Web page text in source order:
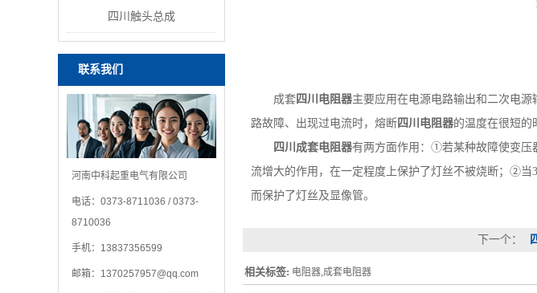
四川触头总成
联系我们
河南中科起重电气有限公司
电话：0373-8711036 / 0373-
8710036
手机：13837356599
邮箱： 1370257957@qq.com
成套 四川电阻器主要应用在电源电路输出和二次电
路故障、出现过电流时，熔断 四川电阻器的温度在很短的
四川成套电阻器有两方面作用：①若某种故障使变压
流增大的作用，在一定程度上保护了灯丝不被烧断；②当
而保护了灯丝及显像管。
下一个：
相关标签: 电阻器,成套电阻器